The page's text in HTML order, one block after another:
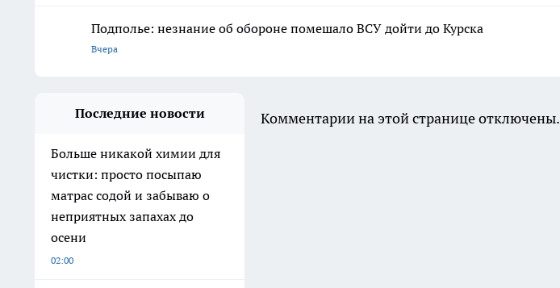
Подполье: незнание об обороне помешало ВСУ дойти до Курска
Вчера
Последние новости
Больше никакой химии для
чистки: просто посыпаю
матрас содой и забываю о
неприятных запахах до
осени
02:00
Комментарии на этой странице отключены.